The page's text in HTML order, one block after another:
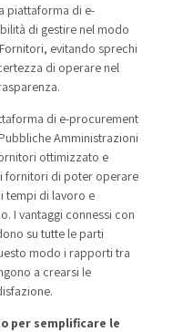
piattaforma di e-
di gestire nel modo
evitando sprechi
di operare nel
di e-procurement
Amministrazioni
ottimizzato e
fornitori di poter operare
tempi di lavoro e
I vantaggi connessi con
su tutte le parti
modo i rapporti tra
a crearsi le
per semplificare le